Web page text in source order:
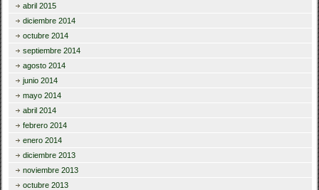
abril 2015
diciembre 2014
octubre 2014
septiembre 2014
agosto 2014
junio 2014
mayo 2014
abril 2014
febrero 2014
enero 2014
diciembre 2013
noviembre 2013
octubre 2013